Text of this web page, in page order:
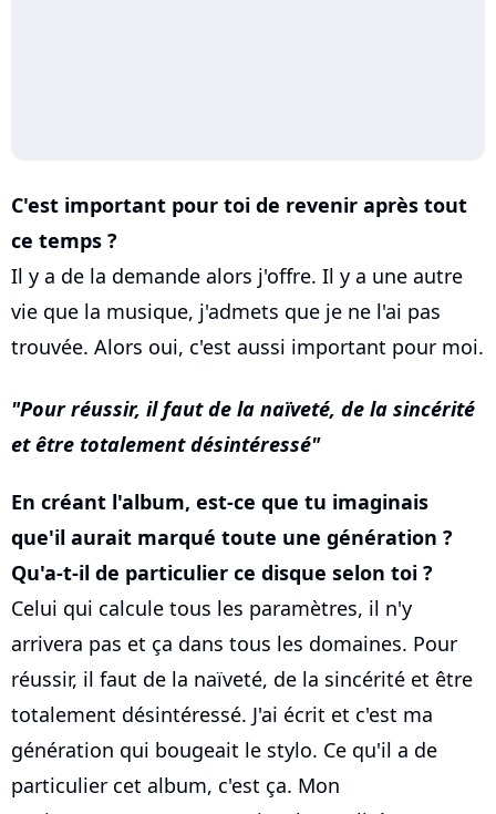
C'est important pour toi de revenir après tout
ce temps ?
Il y a de la demande alors j'offre. Il y a une autre
vie que la musique, j'admets que je ne l'ai pas
trouvée. Alors oui, c'est aussi important pour moi.
Pour réussir, il faut de la naïveté, de la sincérité
et être totalement désintéressé
En créant l'album, est-ce que tu imaginais
que'il aurait marqué toute une génération ?
Qu'a-t-il de particulier ce disque selon toi ?
Celui qui calcule tous les paramètres, il n'y
arrivera pas et ça dans tous les domaines. Pour
réussir, il faut de la naïveté, de la sincérité et être
totalement désintéressé. J'ai écrit et c'est ma
génération qui bougeait le stylo. Ce qu'il a de
particulier cet album, c'est ça. Mon